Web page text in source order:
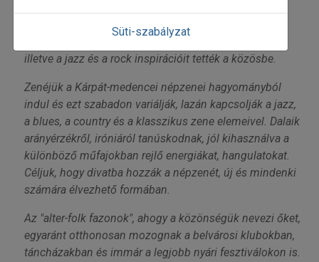
A Góbé zenekar tagjai az erdélyi zenei tradíciót, a
vajdasági hagyományokat, a komolyzenei hatásokat,
illetve a jazz és a rock inspirációit tették a közösbe.
Zenéjük a Kárpát-medencei népzenei hagyományból
indul és ezt szabadon variálják, lazán kapcsolják a jazz,
a blues, a country és a klasszikus zene elemeivel. Dalaik
arányérzékről, iróniáról tanúskodnak, jól kihasználva a
különböző műfajokban rejlő energiákat, hangulatokat.
Céljuk, hogy divatba hozzák a népzenét, új és mindenki
számára élvezhető formában.
Az "alter-folk fazonok", ahogy a közönségük nevezi őket,
egyaránt otthonosan mozognak a belvárosi klubokban,
táncházakban és immár a legjobb nyári fesztiválokon is.
Süti-szabályzat